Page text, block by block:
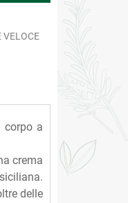
VELOCE
corpo a
crema
delle